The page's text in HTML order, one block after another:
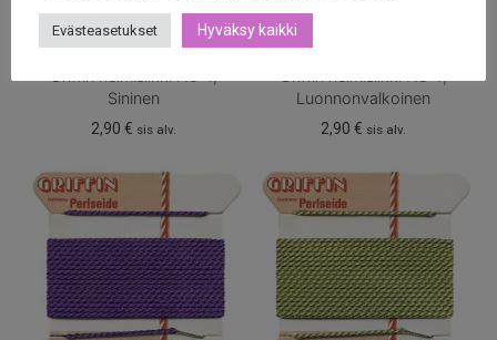
Griffin helmisilkki No 4,
Sininen
2,90€ sis alv.
Griffin helmisilkki No 4,
Luonnonvalkoinen
2,90 € sis alv.
Evästeasetukset Hyväksy kaikki